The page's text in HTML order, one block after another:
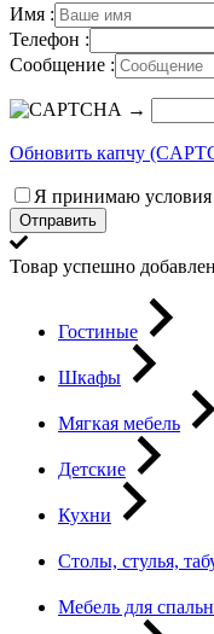
Имя :
Телефон :
Сообщение :
→
Обновить капчу
Я принимаю условия
Отправить
Товар успешно
Гостиные
Шкафы
Мягкая мебель
Детские
Кухни
Столы, стулья,
Мебель для